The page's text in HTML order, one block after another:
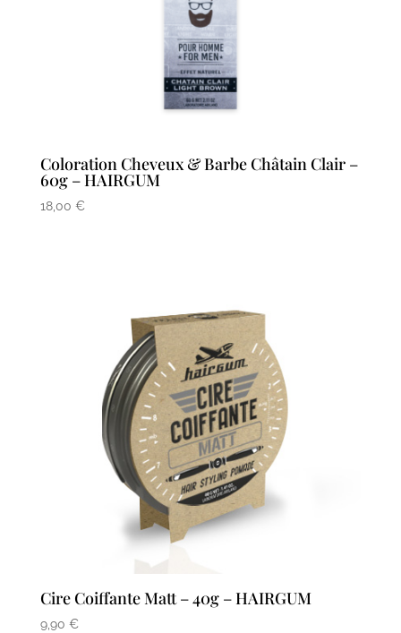
Coloration Cheveux & Barbe Châtain Clair –
60g – HAIRGUM
18,00 €
Cire Coiffante Matt – 40g – HAIRGUM
9,90 €